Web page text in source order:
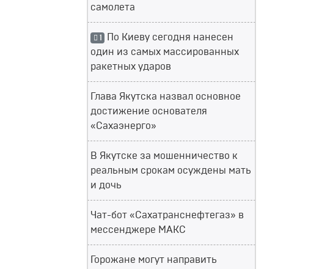
самолета
1 По Киеву сегодня нанесен
один из самых массированных
ракетных ударов
Глава Якутска назвал основное
достижение основателя
«Сахаэнерго»
В Якутске за мошенничество к
реальным срокам осуждены мать
и дочь
Чат-бот «Сахатранснефтегаз» в
мессенджере МАКС
Горожане могут направить